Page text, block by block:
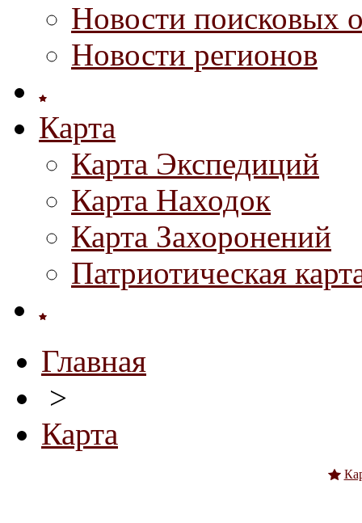
Новости поисковых
Новости регионов
Карта
Карта Экспедиций
Карта Находок
Карта Захоронений
Патриотическая
Главная
>
Карта